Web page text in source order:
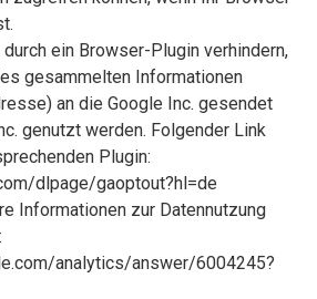
ein Browser-Plugin verhindern,
gesammelten Informationen
an die Google Inc. gesendet
genutzt werden. Folgender Link
Plugin:
dlpage/gaoptout?hl=de
Informationen zur Datennutzung
analytics/answer/6004245?